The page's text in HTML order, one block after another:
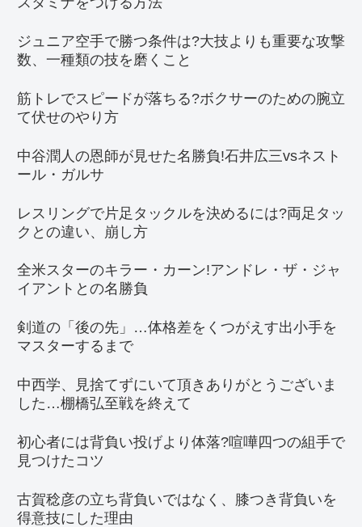
ジュニア空手で勝つ条件は?大技よりも重要な攻撃
数、一種類の技を磨くこと
筋トレでスピードが落ちる?ボクサーのための腕立
て伏せのやり方
中谷潤人の恩師が見せた名勝負!石井広三vsネスト
ール・ガルサ
レスリングで片足タックルを決めるには?両足タッ
クとの違い、崩し方
全米スターのキラー・カーン!アンドレ・ザ・ジャ
イアントとの名勝負
剣道の「後の先」…体格差をくつがえす出小手を
マスターするまで
中西学、見捨てずにいて頂きありがとうございま
した…棚橋弘至戦を終えて
初心者には背負い投げより体落?喧嘩四つの組手で
見つけたコツ
古賀稔彦の立ち背負いではなく、膝つき背負いを
得意技にした理由